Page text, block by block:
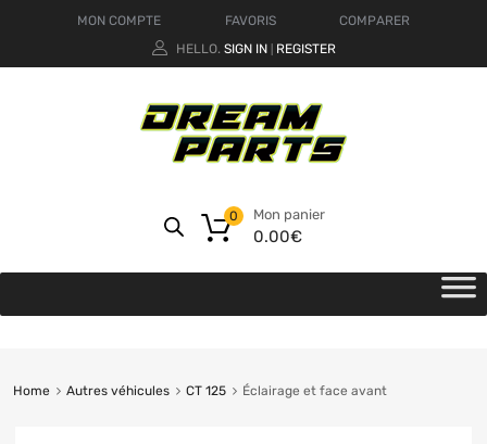
MON COMPTE FAVORIS
COMPARER
HELLO. SIGN IN REGISTER
Mon panier
0.00€
0
Home Autres véhicules CT 125 Éclairage et face avant